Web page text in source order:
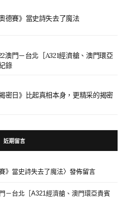
德賽》當史詩失去了魔法
澳門－台北［A321經濟艙、澳門環亞
錄
密日》比起真相本身，更精采的揭密
近期留言
》當史詩失去了魔法〉發佈留言
－台北［A321經濟艙、澳門環亞貴賓